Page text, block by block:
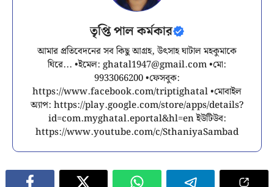
তৃপ্তি পাল কর্মকার
আমার প্রতিবেদনের সব কিছু আগ্রহ, উৎসাহ ঘাটাল মহকুমাকে
ঘিরে... •ইমেল: ghatal1947@gmail.com•মো:
9933066200 •ফেসবুক:
https://www.facebook.com/triptighatal •মোবাইল
অ্যাপ: https://play.google.com/store/apps/details?
id=com.myghatal.eportal&hl=en ইউটিউব:
https://www.youtube.com/c/SthaniyaSambad